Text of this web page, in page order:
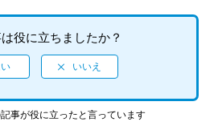
勝てない場合はどうすればいいです
如く 極】2周めプレイ時、カラオケ
役に立ちましたか？
事が役に立ったと言っています